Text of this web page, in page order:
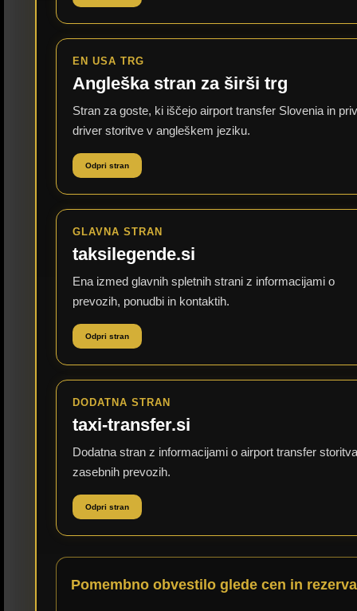
EN USA TRG
Angleška stran za širši trg
Stran za goste, ki iščejo airport transfer Slovenia in
driver storitve v angleškem jeziku.
Odpri stran
GLAVNA STRAN
taksilegende.si
Ena izmed glavnih spletnih strani z informacijami o
prevozih, ponudbi in kontaktih.
Odpri stran
DODATNA STRAN
taxi-transfer.si
Dodatna stran z informacijami o airport transfer
zasebnih prevozih.
Odpri stran
Pomembno obvestilo glede cen in